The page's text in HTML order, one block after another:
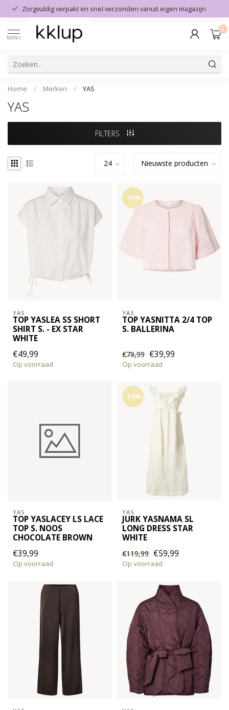
Zorgvuldig verpakt en snel verzonden vanuit eigen magazijn
MENU
0
Home / Merken / YAS
YAS
FILTERS
YAS
TOP YASLEA SS SHORT
SHIRT S. - EX STAR
WHITE
€49,99
Op voorraad
-50%
YAS
TOP YASNITTA 2/4 TOP
S. BALLERINA
€79,99 €39,99
Op voorraad
YAS
TOP YASLACEY LS LACE
TOP S. NOOS
CHOCOLATE BROWN
€39,99
Op voorraad
-50%
YAS
JURK YASNAMA SL
LONG DRESS STAR
WHITE
€119,99 €59,99
Op voorraad